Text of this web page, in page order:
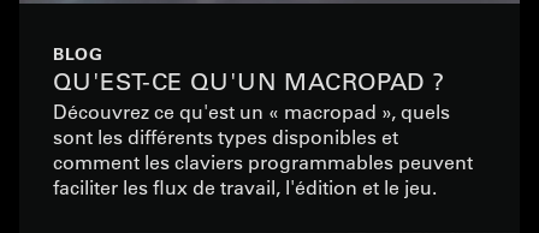
BLOG
QU'EST-CE QU'UN MACROPAD ?
Découvrez ce qu'est un « macropad », quels
sont les différents types disponibles et
comment les claviers programmables peuvent
faciliter les flux de travail, l'édition et le jeu.